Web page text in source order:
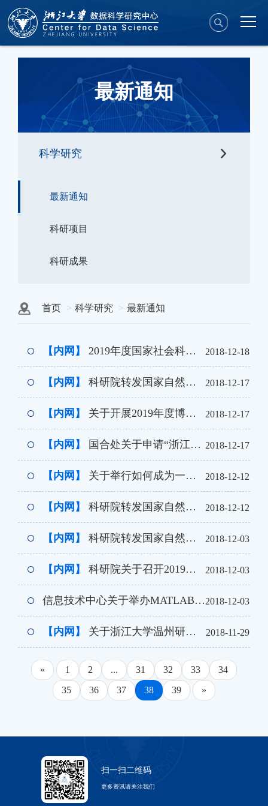
最新通知
科学研究
最新通知
科研项目
科研成果
首页 科学研究 最新通知
2018-12-18
【内网】 2019年度国家社会科学基金项目申报公告
2018-12-17
【内网】 科研院转发国家自然科学基金委员会关于发布“2019年度国家自然科学基金委员会与澳门科学技术发展基金联合科研资助基金项目指南”的通告
2018-12-17
【内网】 关于开展2019年度博士后创新人才支持计划申报工作的通知
2018-12-17
【内网】 国合处关于申请“浙江大学-慕尼黑大学合作基金”的通知
2018-12-12
【内网】 关于举行如何成为一名合格的审稿人？ ——Publons助力未来审稿专家的成长的通知
2018-12-12
【内网】 科研院转发国家自然科学基金委员会关于发布“2019年度国家自然科学基金委员会与韩国国家研究基金会合作项目指南”的通告
2018-12-03
【内网】 科研院转发国家自然科学基金委员会关于发布“2019年度国家自然科学基金委员会与香港研究资助局联合科研资助基金项目指南”的通告
2018-12-03
【内网】 科研院关于召开2019年度国家自然科学基金项目申报动员暨培训大会的通知
2018-12-03
信息技术中心关于举办MATLAB培训讲座的通知
2018-11-29
【内网】 关于浙江大学温州研究院（筹）项目征集的通知
« 1 2 ... 31 32 33
34
35
36 37 38 39 »
扫一扫二维码
更多资讯请关注我们